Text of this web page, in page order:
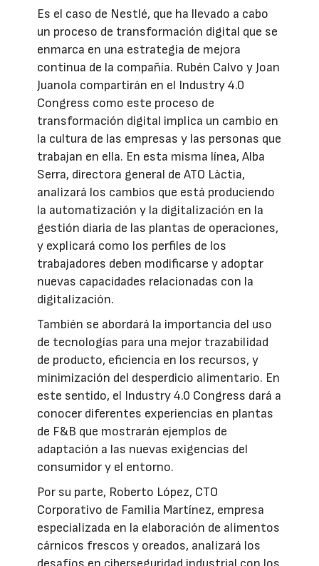
Es el caso de Nestlé, que ha llevado a cabo
un proceso de transformación digital que se
enmarca en una estrategia de mejora
continua de la compañía. Rubén Calvo y Joan
Juanola compartirán en el Industry 4.0
Congress como este proceso de
transformación digital implica un cambio en
la cultura de las empresas y las personas que
trabajan en ella. En esta misma línea, Alba
Serra, directora general de ATO Làctia,
analizará los cambios que está produciendo
la automatización y la digitalización en la
gestión diaria de las plantas de operaciones,
y explicará como los perfiles de los
trabajadores deben modificarse y adoptar
nuevas capacidades relacionadas con la
digitalización.
También se abordará la importancia del uso
de tecnologías para una mejor trazabilidad
de producto, eficiencia en los recursos, y
minimización del desperdicio alimentario. En
este sentido, el Industry 4.0 Congress dará a
conocer diferentes experiencias en plantas
de F&B que mostrarán ejemplos de
adaptación a las nuevas exigencias del
consumidor y el entorno.
Por su parte, Roberto López, CTO
Corporativo de Familia Martínez, empresa
especializada en la elaboración de alimentos
cárnicos frescos y oreados, analizará los